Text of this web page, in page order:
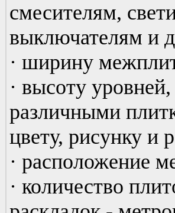
смесителям,
выключателям и
· ширину
· высоту
различными
цвету, рисунку и
· расположение
· количество